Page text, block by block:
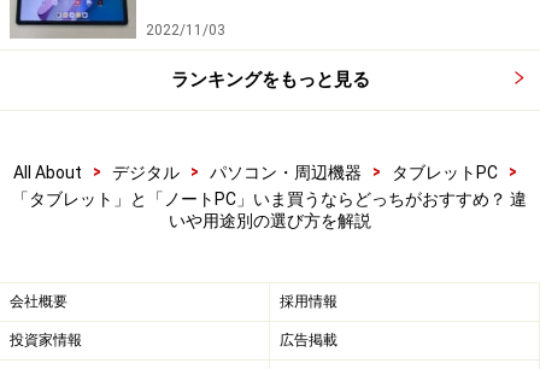
ワードやエクセルを使う：ノートPCが優勢
オフィスアプリは、ノートPCで使うのが常でしたが、タ
ブレットも生産性向上のツールとして活用されていま
タブレットで同アプリを使う時は、外付けキーボードと
マウスが欲しくなりますが、今や使えないタブレットは
2022/11/03
ランキングをもっと見る
All About > デジタル > パソコン・周辺機器 > タブレットPC
>
「タブレット」と「ノートPC」いま買うならどっちがおすすめ？ 違
いや用途別の選び方を解説
会社概要 採用情報
投資家情報 広告掲載